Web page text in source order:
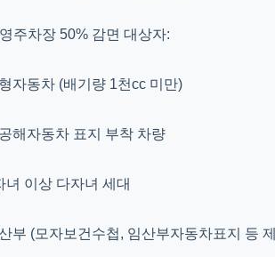
주차장 50% 감면 대상자:
자동차 (배기량 1천cc 미만)
해자동차 표지 부착 차량
녀 이상 다자녀 세대
부 (모자보건수첩, 임산부자동차표지 등